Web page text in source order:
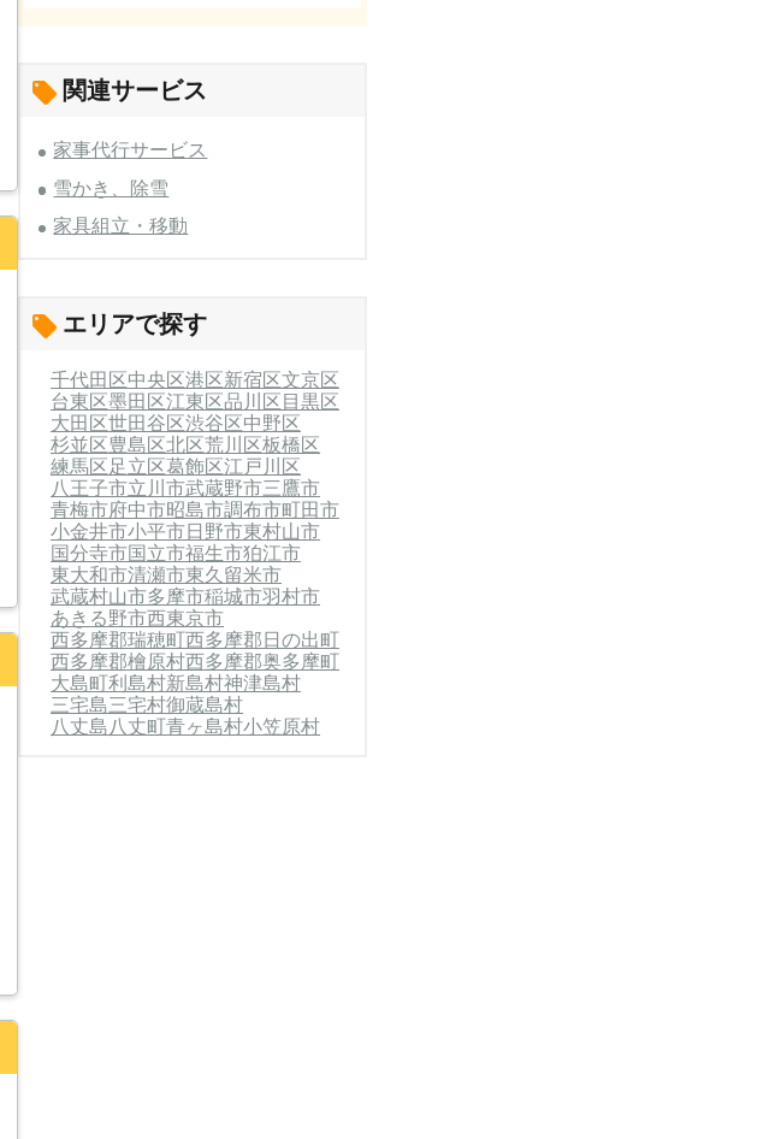
関連サービス
家事代行サービス
雪かき、除雪
家具組立・移動
エリアで探す
千代田区中央区港区新宿区文京区
台東区墨田区江東区品川区目黒区
大田区世田谷区渋谷区中野区
杉並区豊島区北区荒川区板橋区
練馬区足立区葛飾区江戸川区
八王子市立川市武蔵野市三鷹市
青梅市府中市昭島市調布市町田市
小金井市小平市日野市東村山市
国分寺市国立市福生市狛江市
東大和市清瀬市東久留米市
武蔵村山市多摩市稲城市羽村市
あきる野市西東京市
西多摩郡瑞穂町西多摩郡日の出町
西多摩郡檜原村西多摩郡奥多摩町
大島町利島村新島村神津島村
三宅島三宅村御蔵島村
八丈島八丈町青ヶ島村小笠原村